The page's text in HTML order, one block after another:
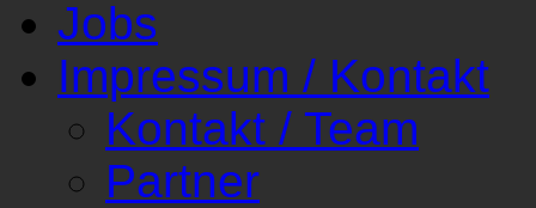
Jobs
Impressum / Kontakt
Kontakt / Team
Partner